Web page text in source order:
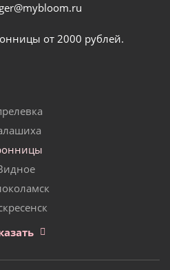
от 2000 рублей.